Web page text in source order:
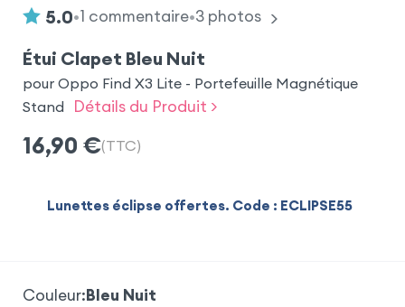
5.0•1 commentaire•3 photos
Étui Clapet Bleu Nuit
pour Oppo Find X3 Lite - Portefeuille Magnétique
Stand
Détails du Produit >
16,90 €(TTC)
Lunettes éclipse offertes. Code : ECLIPSE55
Couleur:Bleu Nuit